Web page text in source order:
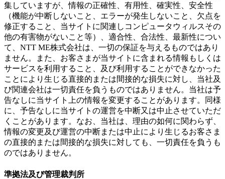
集していますが、情報の正確性、有用性、確実性、安全性
（機能が中断しないこと、エラーが発生しないこと、欠点を
修正すること、当サイトに関連しコンピュータウィルスその
他の有害物がないこと等）、適合性、合法性、最新性につい
て、NTT ME株式会社は、一切の保証を与えるものではあり
ません。また、お客さまが当サイトに含まれる情報もしくは
サービスを利用すること、及び利用することができなかった
ことにより生じる直接的または間接的な損失に対し、当社及
び関連会社は一切責任を負うものではありません。当社は予
告なしに当サイト上の情報を変更することがあります。同様
に、予告なしに当サイトの運営を中断又は中止させていただ
くことがあります。なお、当社は、理由の如何に関わらず、
情報の変更及び運営の中断または中止により生じるお客さま
の直接的または間接的な損失に対しても、一切責任を負うも
のではありません。
準拠法及び管理裁判所